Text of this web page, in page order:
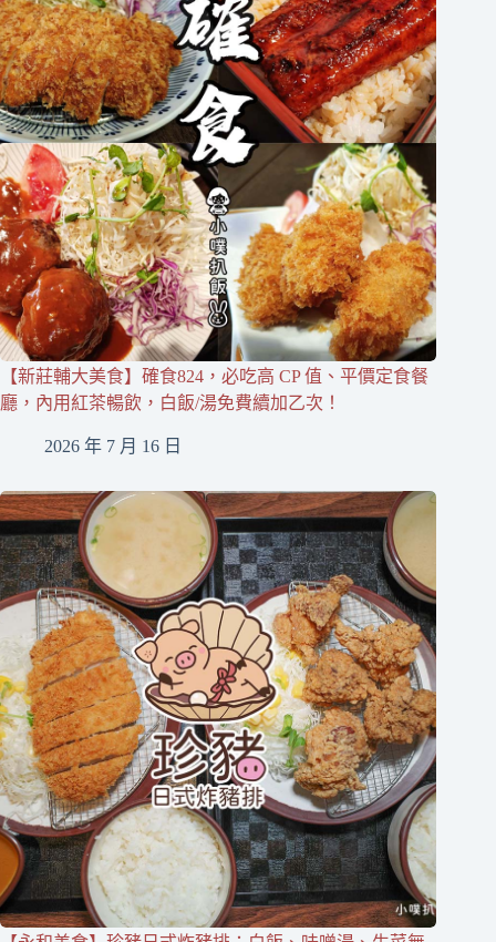
【新莊輔大美食】確食824，必吃高 CP 值、平價定食餐
廳，內用紅茶暢飲，白飯/湯免費續加乙次！
2026 年 7 月 16 日